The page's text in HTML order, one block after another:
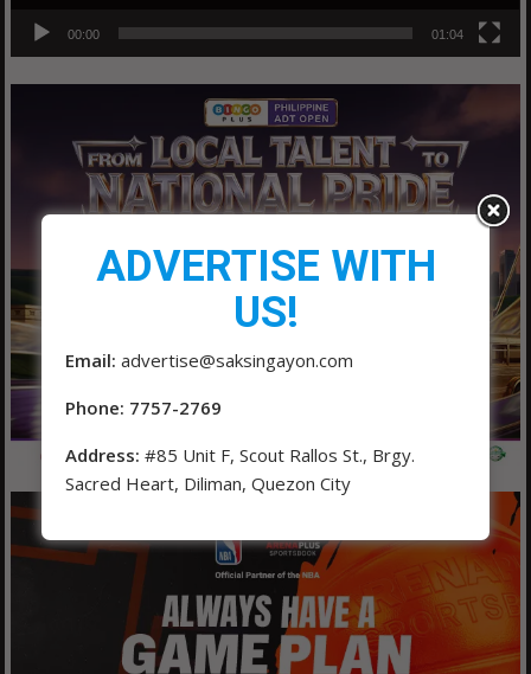
00:00 01:04
ADVERTISE WITH
US!
Email: advertise@saksingayon.com
Phone: 7757-2769
Address: #85 Unit F, Scout Rallos St., Brgy.
Sacred Heart, Diliman, Quezon City